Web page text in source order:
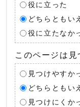
役に立った
どちらともい
役に立たなか
このページは見
見つけやすか
どちらともい
見つけにくか